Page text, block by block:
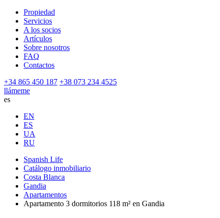
Propiedad
Servicios
A los socios
Artículos
Sobre nosotros
FAQ
Contactos
+34 865 450 187 +38 073 234 4525
llámeme
es
EN
ES
UA
RU
Spanish Life
Catálogo inmobiliario
Costa Blanca
Gandia
Apartamentos
Apartamento 3 dormitorios 118 m² en Gandia